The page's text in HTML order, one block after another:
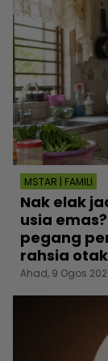
MSTAR | FAMILI
Nak elak
usia
pegang
rahsia otak
Ahad, 9 Ogos